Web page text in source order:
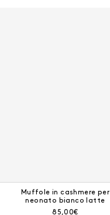
Muffole in cashmere per
neonato bianco latte
Prezzo corrente:
85,00€